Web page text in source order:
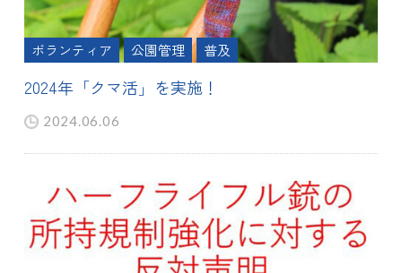
ボランティア 公園管理 普及
2024年「クマ活」を実施！
2024.06.06